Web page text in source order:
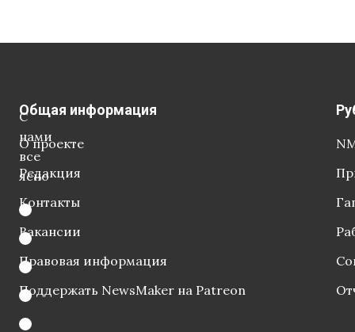
С
нами
все
ясно
Общая информация
О проекте
Редакция
Контакты
Вакансии
Правовая информация
Поддержать NewsMaker на Patreon